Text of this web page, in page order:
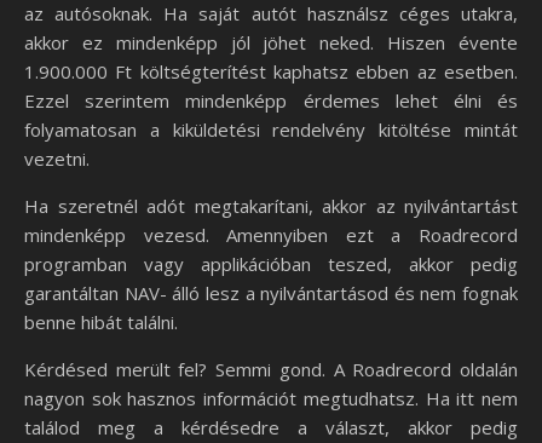
az autósoknak. Ha saját autót használsz céges utakra,
akkor ez mindenképp jól jöhet neked. Hiszen évente
1.900.000 Ft költségterítést kaphatsz ebben az esetben.
Ezzel szerintem mindenképp érdemes lehet élni és
folyamatosan a kiküldetési rendelvény kitöltése mintát
vezetni.
Ha szeretnél adót megtakarítani, akkor az nyilvántartást
mindenképp vezesd. Amennyiben ezt a Roadrecord
programban vagy applikációban teszed, akkor pedig
garantáltan NAV- álló lesz a nyilvántartásod és nem fognak
benne hibát találni.
Kérdésed merült fel? Semmi gond. A Roadrecord oldalán
nagyon sok hasznos információt megtudhatsz. Ha itt nem
találod meg a kérdésedre a választ, akkor pedig